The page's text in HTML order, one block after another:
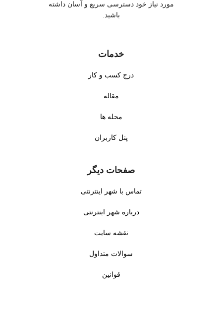
مورد نیاز خود دسترسی سریع و آسان داشته
باشید.
خدمات
درج کسب و کار
مقاله
محله ها
پنل کاربران
صفحات دیگر
تماس با شهر اینترنتی
درباره شهر اینترنتی
نقشه سایت
سوالات متداول
قوانین